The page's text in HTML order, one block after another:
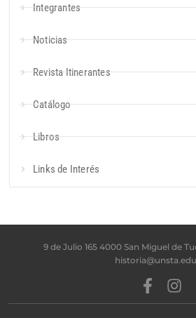
Integrantes
Noticias
Revista Itinerantes
Catálogo
Libros
Links de Interés
9 de Julio 165 4000 San Miguel de